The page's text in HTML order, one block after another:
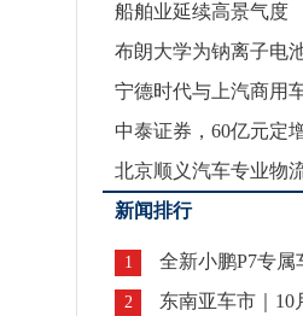
船舶业延续高景气度
布朗大学为钠离子电
规范
宁德时代与上汽商用
中泰证券，60亿元定
北京顺义汽车专业物
新闻排行
1 全新小鹏P7专
级为
2 东南亚车市｜10